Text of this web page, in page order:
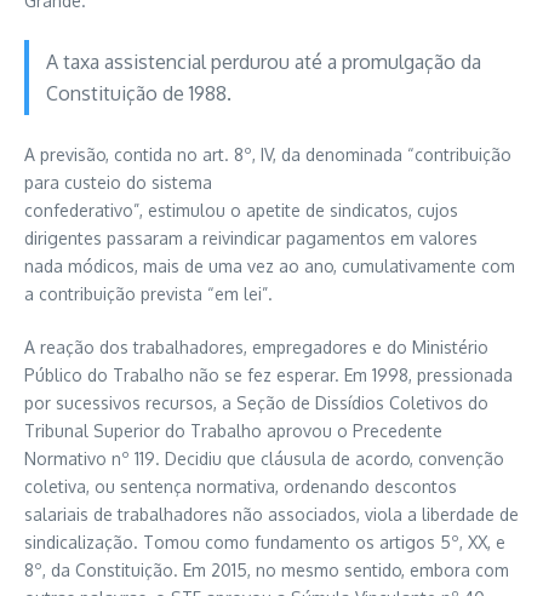
A taxa assistencial perdurou até a promulgação da
Constituição de 1988.
A previsão, contida no art. 8º, IV, da denominada “contribuição
para custeio do sistema
confederativo”, estimulou o apetite de sindicatos, cujos
dirigentes passaram a reivindicar pagamentos em valores
nada módicos, mais de uma vez ao ano, cumulativamente com
a contribuição prevista “em lei”.
A reação dos trabalhadores, empregadores e do Ministério
Público do Trabalho não se fez esperar. Em 1998, pressionada
por sucessivos recursos, a Seção de Dissídios Coletivos do
Tribunal Superior do Trabalho aprovou o Precedente
Normativo nº 119. Decidiu que cláusula de acordo, convenção
coletiva, ou sentença normativa, ordenando descontos
salariais de trabalhadores não associados, viola a liberdade de
sindicalização. Tomou como fundamento os artigos 5º, XX, e
8º, da Constituição. Em 2015, no mesmo sentido, embora com